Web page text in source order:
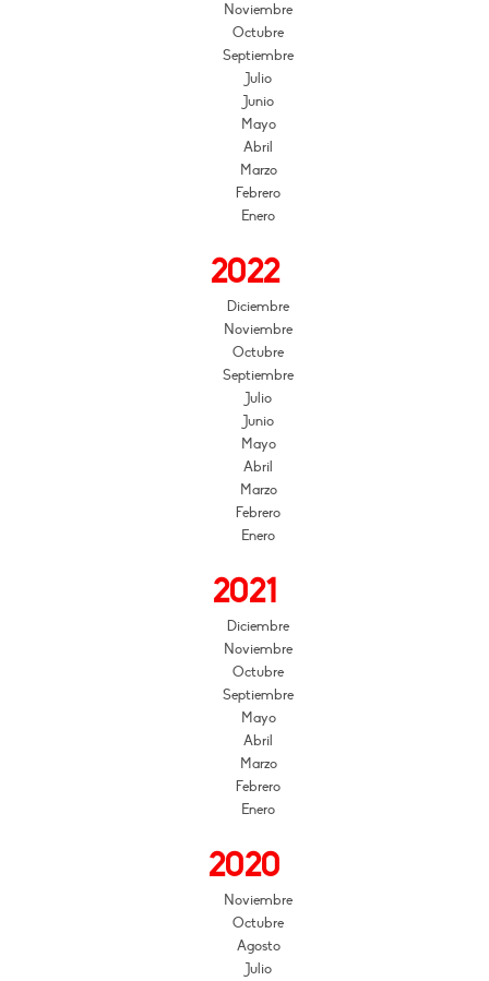
Noviembre
Octubre
Septiembre
Julio
Junio
Mayo
Abril
Marzo
Febrero
Enero
2022
Diciembre
Noviembre
Octubre
Septiembre
Julio
Junio
Mayo
Abril
Marzo
Febrero
Enero
2021
Diciembre
Noviembre
Octubre
Septiembre
Mayo
Abril
Marzo
Febrero
Enero
2020
Noviembre
Octubre
Agosto
Julio